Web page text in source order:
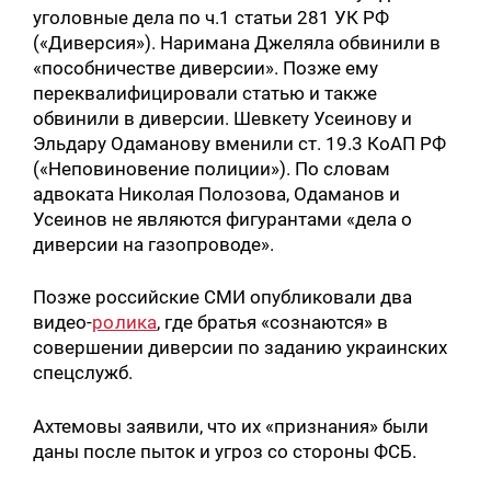
уголовные дела по ч.1 статьи 281 УК РФ
(«Диверсия»). Наримана Джеляла обвинили в
«пособничестве диверсии». Позже ему
переквалифицировали статью и также
обвинили в диверсии. Шевкету Усеинову и
Эльдару Одаманову вменили ст. 19.3 КоАП РФ
(«Неповиновение полиции»). По словам
адвоката Николая Полозова, Одаманов и
Усеинов не являются фигурантами «дела о
диверсии на газопроводе».
Позже российские СМИ опубликовали два
видео-ролика, где братья «сознаются» в
совершении диверсии по заданию украинских
спецслужб.
Ахтемовы заявили, что их «признания» были
даны после пыток и угроз со стороны ФСБ.